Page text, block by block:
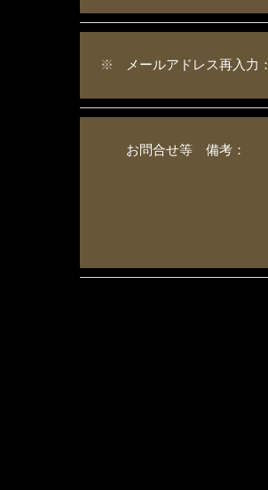
※ メールアドレス再入力：
お問合せ等 備考：